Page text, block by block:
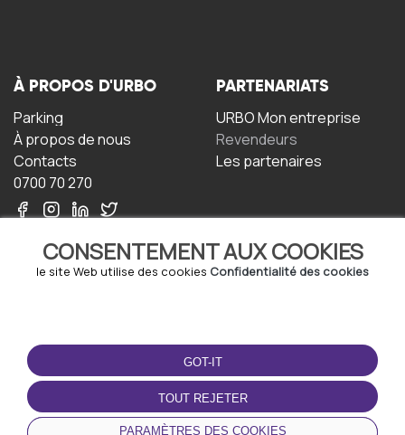
CONSENTEMENT AUX COOKIES
le site Web utilise des cookies Confidentialité des cookies
GOT-IT
TOUT REJETER
PARAMÈTRES DES COOKIES
À PROPOS D'URBO
Parking
À propos de nous
Contacts
0700 70 270
PARTENARIATS
URBO Mon entreprise
Revendeurs
Les partenaires
TERMS-OF-USE
Termes et conditions
Politique de confidentialité
Politique relative aux
cookies
TÉLÉCHARGEZ
L'APPLICATION